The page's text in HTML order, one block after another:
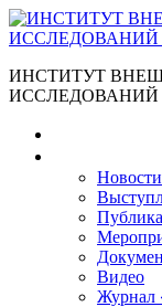
ИНСТИТУТ
Новости
Видео
Журнал